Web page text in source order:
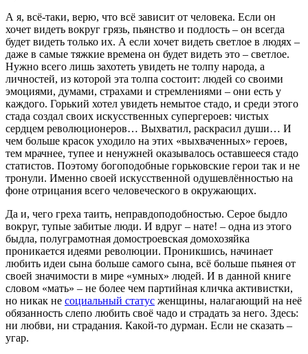
А я, всё-таки, верю, что всё зависит от человека. Если он
хочет видеть вокруг грязь, пьянство и подлость – он всегда
будет видеть только их. А если хочет видеть светлое в людях –
даже в самые тяжкие времена он будет видеть это – светлое.
Нужно всего лишь захотеть увидеть не толпу народа, а
личностей, из которой эта толпа состоит: людей со своими
эмоциями, думами, страхами и стремлениями – они есть у
каждого. Горький хотел увидеть немытое стадо, и среди этого
стада создал своих искусственных супергероев: чистых
сердцем революционеров… Выхватил, раскрасил души… И
чем больше красок уходило на этих «выхваченных» героев,
тем мрачнее, тупее и ненужней оказывалось оставшееся стадо
статистов. Поэтому богоподобные горьковские герои так и не
тронули. Именно своей искусственной одушевлённостью на
фоне отрицания всего человеческого в окружающих.
Да и, чего греха таить, неправдоподобностью. Серое быдло
вокруг, тупые забитые люди. И вдруг – нате! – одна из этого
быдла, полуграмотная домостроевская домохозяйка
проникается идеями революции. Проникшись, начинает
любить идеи сына больше самого сына, всё больше пьянея от
своей значимости в мире «умных» людей. И в данной книге
словом «мать» – не более чем партийная кличка активистки,
но никак не социальный статус женщины, налагающий на неё
обязанность слепо любить своё чадо и страдать за него. Здесь:
ни любви, ни страдания. Какой-то дурман. Если не сказать –
угар.